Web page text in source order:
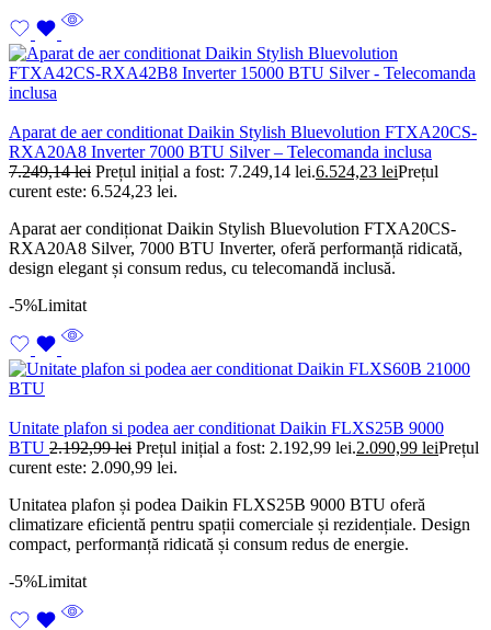
Aparat de aer conditionat Daikin Stylish Bluevolution FTXA20CS-
RXA20A8 Inverter 7000 BTU Silver – Telecomanda inclusa
7.249,14lei Prețul inițial a fost: 7.249,14 lei.6.524,23 leiPrețul
curent este: 6.524,23 lei.
Aparat aer condiționat Daikin Stylish Bluevolution FTXA20CS-
RXA20A8 Silver, 7000 BTU Inverter, oferă performanță ridicată,
design elegant și consum redus, cu telecomandă inclusă.
-5%Limitat
Unitate plafon si podea aer conditionat Daikin FLXS25B 9000
BTU 2.192,99lei Prețul inițial a fost: 2.192,99 lei.2.090,99 leiPrețul
curent este: 2.090,99 lei.
Unitatea plafon și podea Daikin FLXS25B 9000 BTU oferă
climatizare eficientă pentru spații comerciale și rezidențiale. Design
compact, performanță ridicată și consum redus de energie.
-5%Limitat